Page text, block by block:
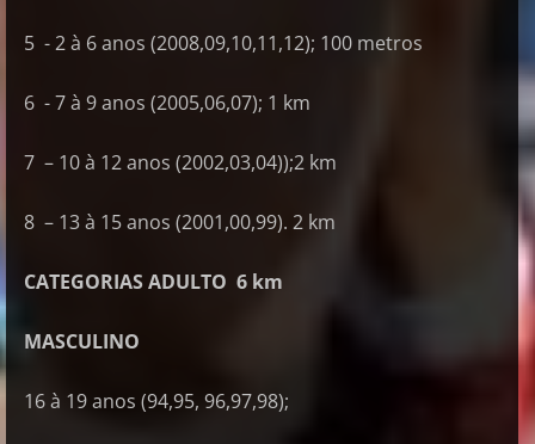
5 - 2 à 6 anos (2008,09,10,11,12); 100 metros
6 - 7 à 9 anos (2005,06,07); 1 km
7 – 10 à 12 anos (2002,03,04));2 km
8 – 13 à 15 anos (2001,00,99). 2 km
CATEGORIAS ADULTO 6 km
MASCULINO
16 à 19 anos (94,95, 96,97,98);